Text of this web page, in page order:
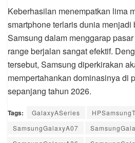
Keberhasilan menempatkan lima
smartphone terlaris dunia menjadi
Samsung dalam menggarap
range berjalan sangat efektif.
tersebut, Samsung diperkirakan
mempertahankan dominasinya di
sepanjang tahun 2026.
Tags: GalaxyASeries
SamsungGalaxyA07